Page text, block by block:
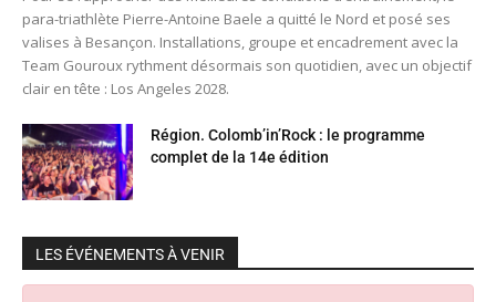
para-triathlète Pierre-Antoine Baele a quitté le Nord et posé ses
valises à Besançon. Installations, groupe et encadrement avec la
Team Gouroux rythment désormais son quotidien, avec un objectif
clair en tête : Los Angeles 2028.
Région. Colomb’in’Rock : le programme
complet de la 14e édition
LES ÉVÉNEMENTS À VENIR